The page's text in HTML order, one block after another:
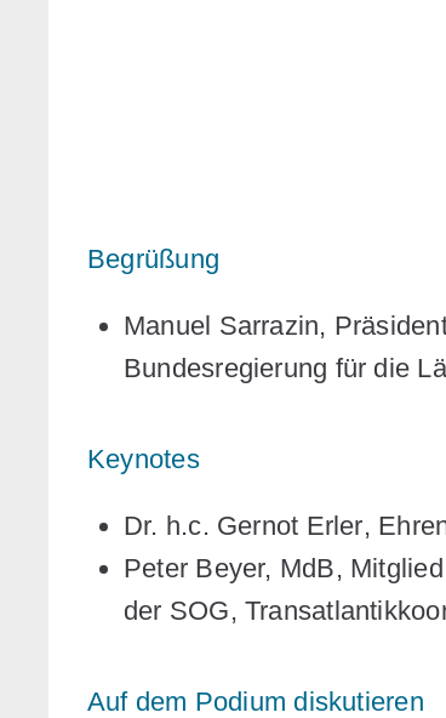
Begrüßung
Manuel Sarrazin,
Bundesregierung für die
Keynotes
Dr. h.c. Gernot Erler,
Peter Beyer, MdB,
der SOG,
Auf dem Podium diskutieren